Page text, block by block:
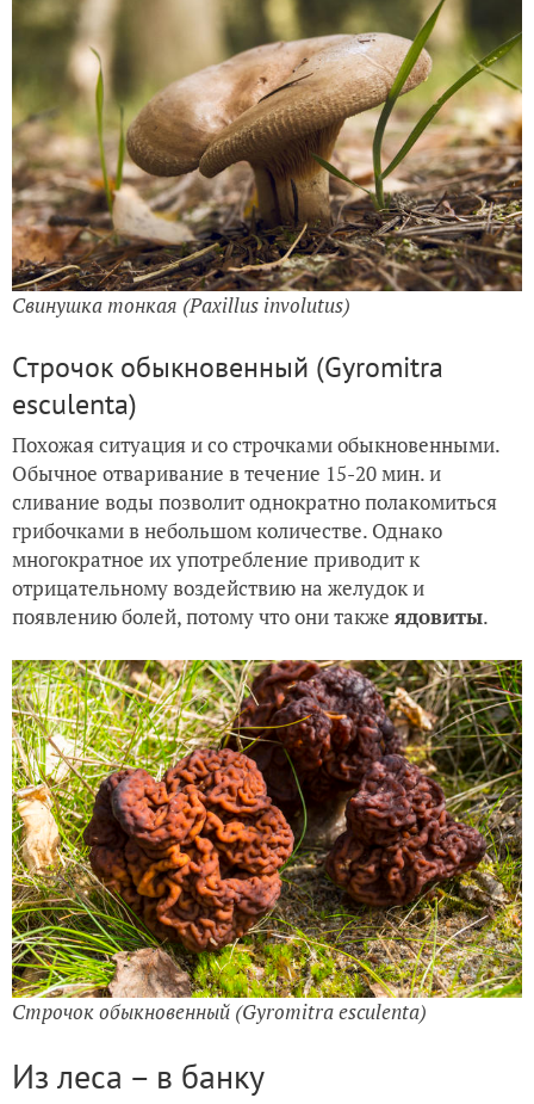
Свинушка тонкая (Paxillus involutus)
Строчок обыкновенный (Gyromitra
esculenta)
Похожая ситуация и со строчками обыкновенными.
Обычное отваривание в течение 15-20 мин. и
сливание воды позволит однократно полакомиться
грибочками в небольшом количестве. Однако
многократное их употребление приводит к
отрицательному воздействию на желудок и
появлению болей, потому что они также ядовиты.
Строчок обыкновенный (Gyromitra esculenta)
Из леса – в банку